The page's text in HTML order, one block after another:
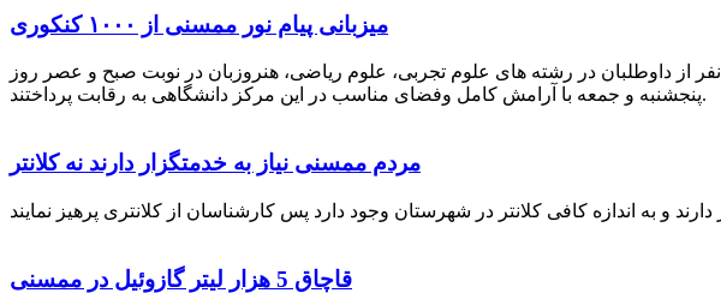
میزبانی پیام نور ممسنی از ۱۰۰۰ کنکوری
شهرام رحمانی سرپرست دانشگاه پیام نور ممسنی در خصوص برگزاری کنکور سراسری اظهار داشت: 1000 نفر از داوطلبان در رشته های علوم تجربی، علوم ریاضی، هنروزبان در نوبت صبح و عصر روز
پنجشنبه و جمعه با آرامش کامل وفضای مناسب در این مرکز دانشگاهی به رقابت پرداختند.
مردم ممسنی نیاز به خدمتگزار دارند نه کلانتر
قاچاق 5 هزار لیتر گازوئیل در ممسنی